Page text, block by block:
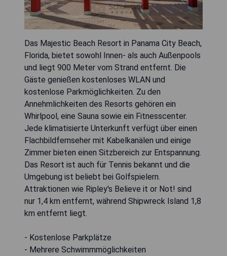
Das Majestic Beach Resort in Panama City Beach,
Florida, bietet sowohl Innen- als auch Außenpools
und liegt 900 Meter vom Strand entfernt. Die
Gäste genießen kostenloses WLAN und
kostenlose Parkmöglichkeiten. Zu den
Annehmlichkeiten des Resorts gehören ein
Whirlpool, eine Sauna sowie ein Fitnesscenter.
Jede klimatisierte Unterkunft verfügt über einen
Flachbildfernseher mit Kabelkanälen und einige
Zimmer bieten einen Sitzbereich zur Entspannung.
Das Resort ist auch für Tennis bekannt und die
Umgebung ist beliebt bei Golfspielern.
Attraktionen wie Ripley's Believe it or Not! sind
nur 1,4 km entfernt, während Shipwreck Island 1,8
km entfernt liegt.
- Kostenlose Parkplätze
- Mehrere Schwimmmöglichkeiten